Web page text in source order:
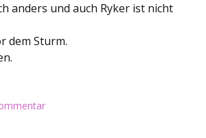
anders und auch Ryker ist nicht
dem Sturm.
des Herzens